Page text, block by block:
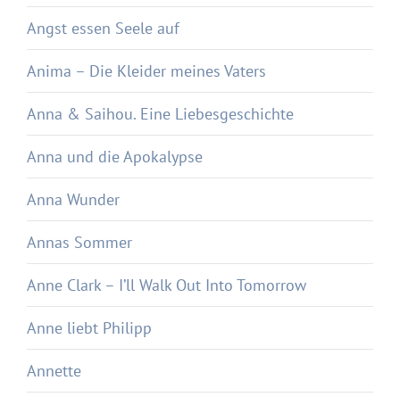
Angst essen Seele auf
Anima – Die Kleider meines Vaters
Anna & Saihou. Eine Liebesgeschichte
Anna und die Apokalypse
Anna Wunder
Annas Sommer
Anne Clark – I’ll Walk Out Into Tomorrow
Anne liebt Philipp
Annette